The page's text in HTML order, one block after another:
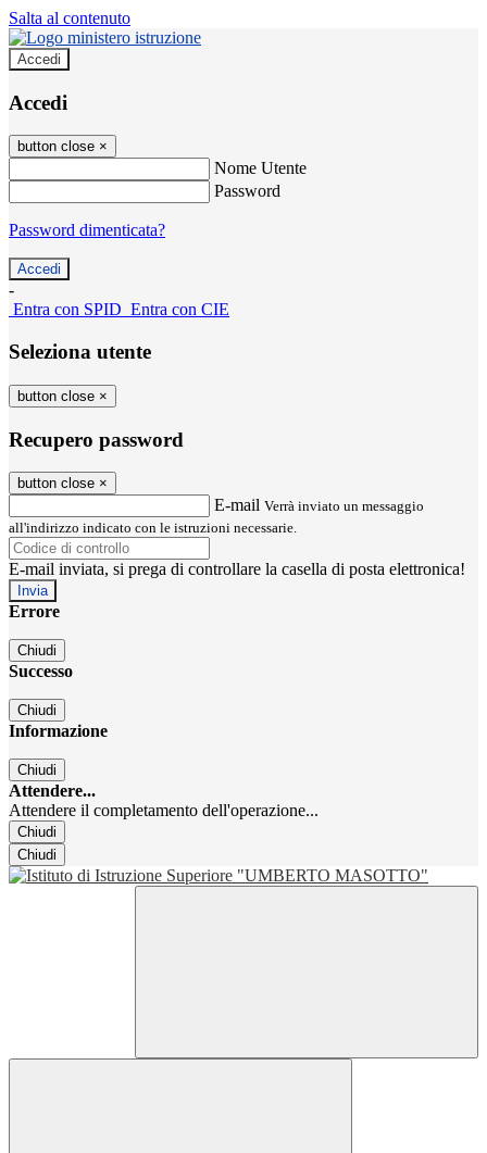
Salta al contenuto
Accedi
Accedi
button close ×
Nome Utente
Password
Password dimenticata?
-
Entra con SPID Entra con CIE
Seleziona utente
button close ×
Recupero password
button close ×
E-mail Verrà inviato un messaggio
all'indirizzo indicato con le istruzioni necessarie.
E-mail inviata, si prega di controllare la casella di posta elettronica!
Errore
Chiudi
Successo
Chiudi
Informazione
Chiudi
Attendere...
Attendere il completamento dell'operazione...
Chiudi
Chiudi